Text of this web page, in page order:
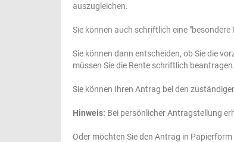
auszugleichen.
Sie können auch schriftlich eine
Sie können dann entscheiden, ob Sie die
müssen Sie die Rente schriftlich beantragen.
Sie können Ihren Antrag bei den
Hinweis: Bei persönlicher Antragstellung
Oder möchten Sie den Antrag in